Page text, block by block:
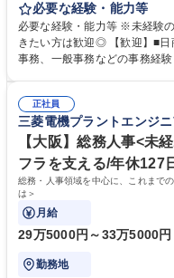
力・確認業務からスタートし
階的に経理知識を身につけていただきます。 【具
基づく仕訳入力 ■月末の振込
メンバーの業務サポート 【将
想定です。 募集職種 未経験歓迎【経理/みなとみらい】プライム上場/残業
ほぼなし/年休123日
必要な経験・能力等
必要な経験・能力等 ※未経験
きたい方は歓迎◎ 【歓迎】■
事務、一般事務などの事務経験 【本ポジションについて】 本ポジション
当し、3～5年をかけて月次決
テップアップできます。また
未満のため、無理なく経理と
歴・資格 学歴：大学院 大学 高
簿記検定1級 日商簿記検定2級
正社員
三菱電機プラントエンジ
【大阪】総務人事<未
フラを支える/年休127
総務・人事領域を中心に、これまで
は＞
月給
29万5000円～33万5000円
勤務地